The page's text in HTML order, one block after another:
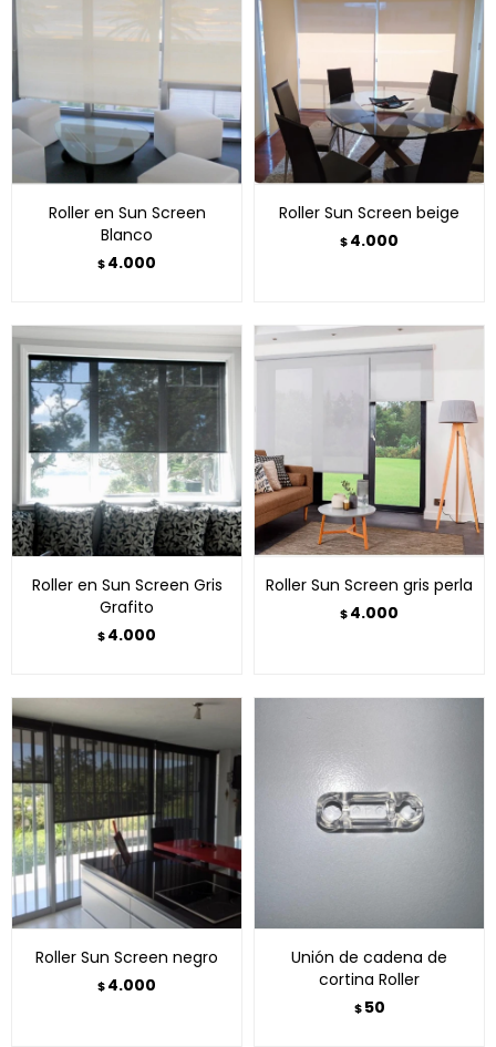
Roller en Sun Screen
Blanco
$4.000
Roller Sun Screen beige
$4.000
Roller en Sun Screen Gris
Grafito
$4.000
Roller Sun Screen gris perla
$4.000
Roller Sun Screen negro
$4.000
Unión de cadena de
cortina Roller
$ 50